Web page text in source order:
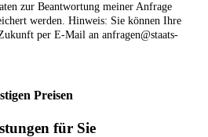
zur Beantwortung meiner Anfrage
werden. Hinweis: Sie können Ihre
per E‑Mail an anfragen@staats-
Preisen
für Sie